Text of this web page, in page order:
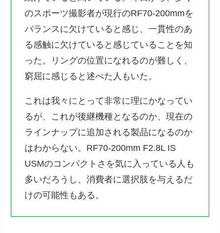
のスポーツ撮影者が現行のRF70-200mmを
バランスに欠けていると感じ、一貫性のあ
る感触に欠けていると感じていることを知
った。リングの位置になれるのが難しく、
窮屈に感じると述べた人もいた。
これは我々にとって非常に理にかなってい
るが、これが後継機種となるのか、現在の
ラインナップに追加される製品になるのか
はわからない。RF70-200mm F2.8L IS
USMのコンパクトさを気に入っている人も
多いだろうし、消費者に選択肢を与えるだ
けの可能性もある。